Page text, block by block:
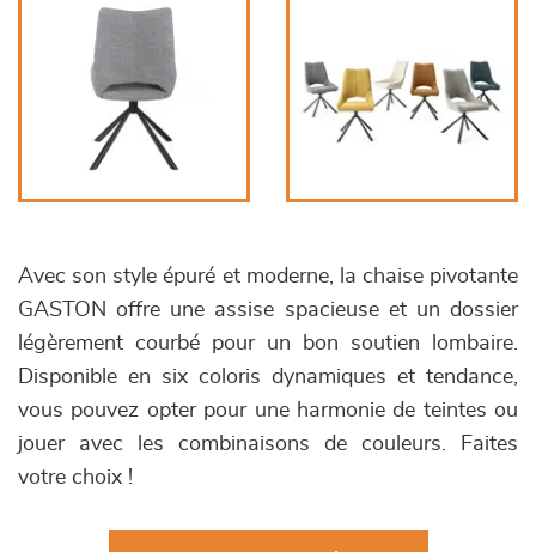
Avec son style épuré et moderne, la chaise pivotante
GASTON offre une assise spacieuse et un dossier
légèrement courbé pour un bon soutien lombaire.
Disponible en six coloris dynamiques et tendance,
vous pouvez opter pour une harmonie de teintes ou
jouer avec les combinaisons de couleurs. Faites
votre choix !